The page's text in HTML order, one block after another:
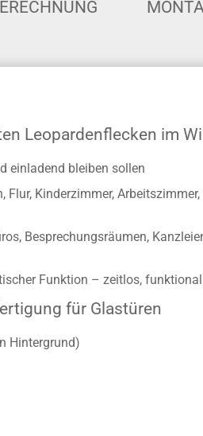
Leopardenflecken im
einladend bleiben sollen
Kinderzimmer,
Besprechungsräumen,
Funktion – zeitlos,
für Glastüren
Hintergrund)